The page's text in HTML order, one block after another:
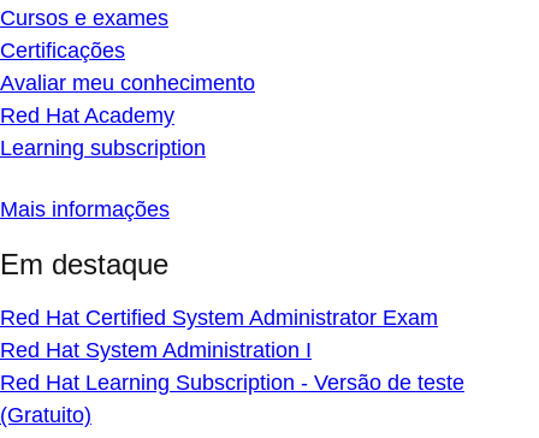
Cursos e exames
Certificações
Avaliar meu conhecimento
Red Hat Academy
Learning subscription
Mais informações
Em destaque
Red Hat Certified System Administrator Exam
Red Hat System Administration I
Red Hat Learning Subscription - Versão de teste
(Gratuito)